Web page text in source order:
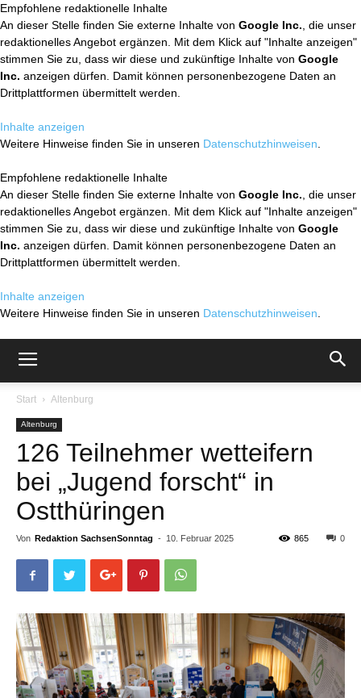
Empfohlene redaktionelle Inhalte
An dieser Stelle finden Sie externe Inhalte von Google Inc. , die unser
redaktionelles Angebot ergänzen. Mit dem Klick auf "Inhalte anzeigen"
stimmen Sie zu, dass wir diese und zukünftige Inhalte von Google
Inc. anzeigen dürfen. Damit können personenbezogene Daten an
Drittplattformen übermittelt werden.
Inhalte anzeigen
Weitere Hinweise finden Sie in unseren Datenschutzhinweisen
Empfohlene redaktionelle Inhalte
An dieser Stelle finden Sie externe Inhalte von Google Inc. , die unser
redaktionelles Angebot ergänzen. Mit dem Klick auf "Inhalte anzeigen"
stimmen Sie zu, dass wir diese und zukünftige Inhalte von Google
Inc. anzeigen dürfen. Damit können personenbezogene Daten an
Drittplattformen übermittelt werden.
Inhalte anzeigen
Weitere Hinweise finden Sie in unseren Datenschutzhinweisen
Start Altenburg
Altenburg
126 Teilnehmer wetteifern
bei „Jugend forscht“ in
Ostthüringen
Von Redaktion SachsenSonntag - 10. Februar 2025 0
865